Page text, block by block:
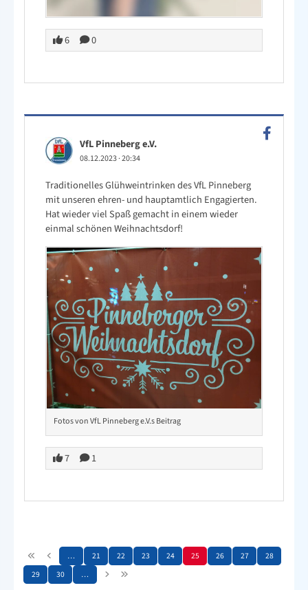
6 0
VfL Pinneberg e.V.
08.12.2023·20:34
Traditionelles Glühweintrinken des VfL Pinneberg
mit unseren ehren- und hauptamtlich Engagierten.
Hat wieder viel Spaß gemacht in einem wieder
einmal schönen Weihnachtsdorf!
Fotos von VfL Pinneberg e.V.s Beitrag
7 1
… 21 22 23 24 25 26 27
28
29
30 …